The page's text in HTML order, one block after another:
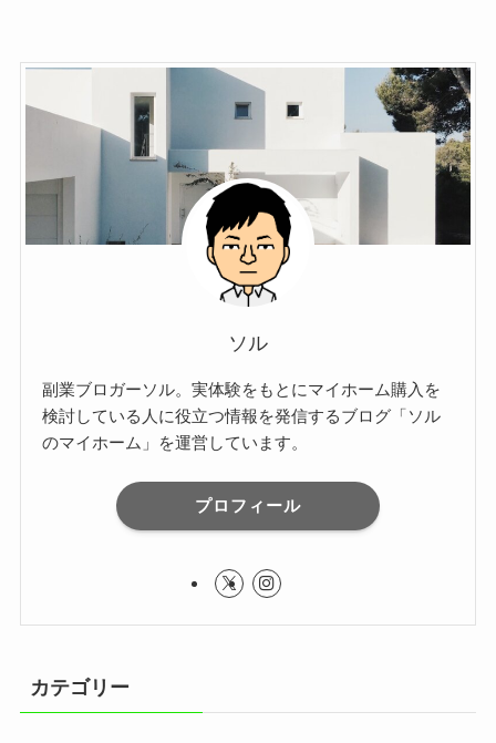
ソル
副業ブロガーソル。実体験をもとにマイホーム購入を
検討している人に役立つ情報を発信するブログ「ソル
のマイホーム」を運営しています。
プロフィール
カテゴリー